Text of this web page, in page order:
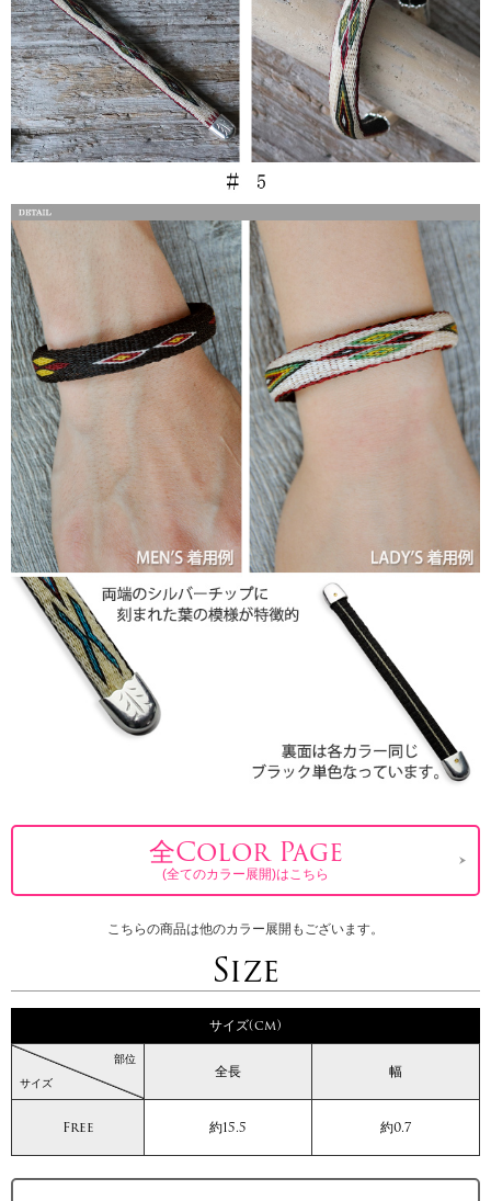
全Color Page
(全てのカラー展開)はこちら
こちらの商品は他のカラー展開もございます。
Size
サイズ(cm)
サイズ
部位
全長 幅
Free 約15.5 約0.7